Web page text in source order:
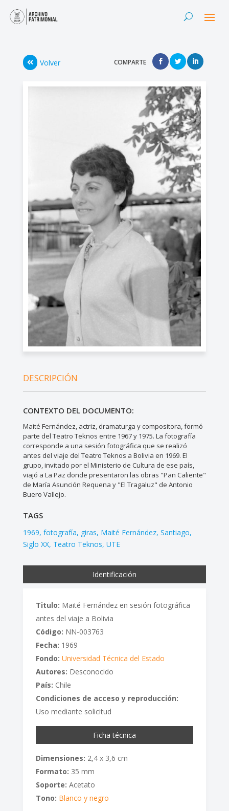
Volver COMPARTE
DESCRIPCIÓN
CONTEXTO DEL DOCUMENTO:
Maité Fernández, actriz, dramaturga y compositora, formó
parte del Teatro Teknos entre 1967 y 1975. La fotografía
corresponde a una sesión fotográfica que se realizó
antes del viaje del Teatro Teknos a Bolivia en 1969. El
grupo, invitado por el Ministerio de Cultura de ese país,
viajó a La Paz donde presentaron las obras "Pan Caliente"
de María Asunción Requena y "El Tragaluz" de Antonio
Buero Vallejo.
TAGS
1969 fotografía giras Maité Fernández Santiago
Siglo XX Teatro Teknos UTE
Identificación
Titulo: Maité Fernández en sesión fotográfica
antes del viaje a Bolivia
Código: NN-003763
Fecha: 1969
Fondo: Universidad Técnica del Estado
Autores: Desconocido
País: Chile
Condiciones de acceso y reproducción:
Uso mediante solicitud
Ficha técnica
Dimensiones: 2,4 x 3,6 cm
Formato: 35 mm
Soporte: Acetato
Tono: Blanco y negro